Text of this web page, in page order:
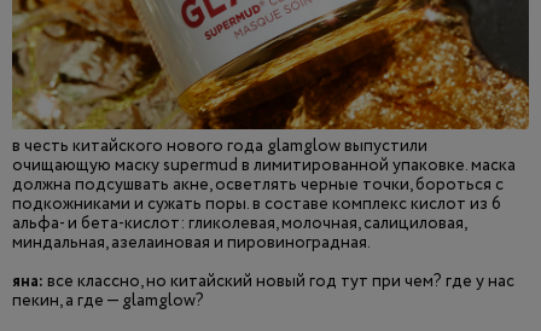
в честь китайского нового года glamglow выпустили
очищающую маску supermud в лимитированной упаковке. маска
должна подсушвать акне, осветлять черные точки, бороться с
подкожниками и сужать поры. в составе комплекс кислот из 6
альфа- и бета-кислот: гликолевая, молочная, салициловая,
миндальная, азелаиновая и пировиноградная.
яна: все классно, но китайский новый год тут при чем? где у нас
пекин, а где — glamglow?